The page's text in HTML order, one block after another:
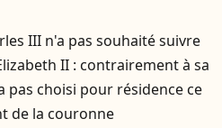
III n'a pas souhaité suivre
II : contrairement à sa
pas choisi pour résidence ce
de la couronne